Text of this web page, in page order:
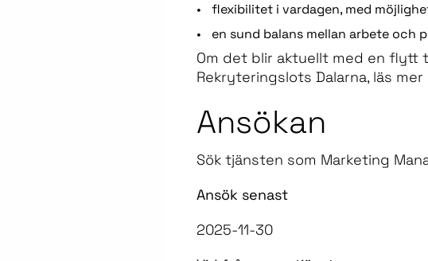
•
flexibilitet i vardagen, med
•
en sund balans mellan arbete och
Om det blir aktuellt med en flytt
Rekryteringslots Dalarna, läs
Ansökan
Sök tjänsten som Marketing
Ansök senast
2025-11-30